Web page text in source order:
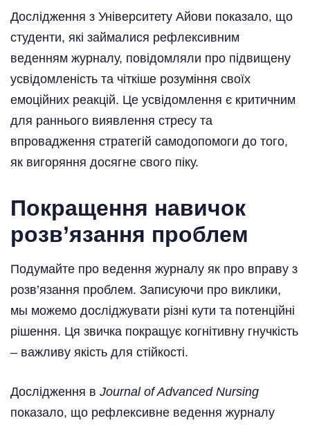
Дослідження з Університету Айови показало, що
студенти, які займалися рефлексивним
веденням журналу, повідомляли про підвищену
усвідомленість та чіткіше розуміння своїх
емоційних реакцій. Це усвідомлення є критичним
для раннього виявлення стресу та
впровадження стратегій самодопомоги до того,
як вигоряння досягне свого піку.
Покращення навичок
розв’язання проблем
Подумайте про ведення журналу як про вправу з
розв’язання проблем. Записуючи про виклики,
мы можемо досліджувати різні кути та потенційні
рішення. Ця звичка покращує когнітивну гнучкість
– важливу якість для стійкості.
Дослідження в Journal of Advanced Nursing
показало, що рефлексивне ведення журналу